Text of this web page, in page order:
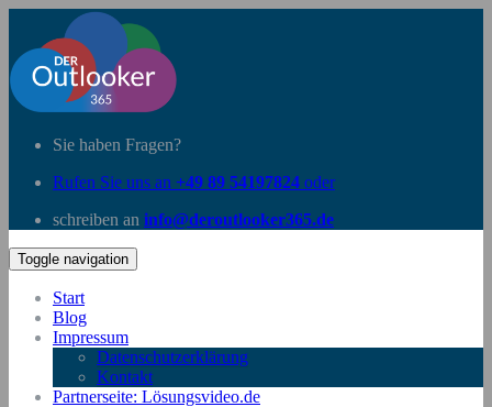
Sie haben Fragen?
Rufen Sie uns an +49 89 54197824 oder
schreiben an info@deroutlooker365.de
Toggle navigation
Start
Blog
Impressum
Datenschutzerklärung
Kontakt
Partnerseite: Lösungsvideo.de